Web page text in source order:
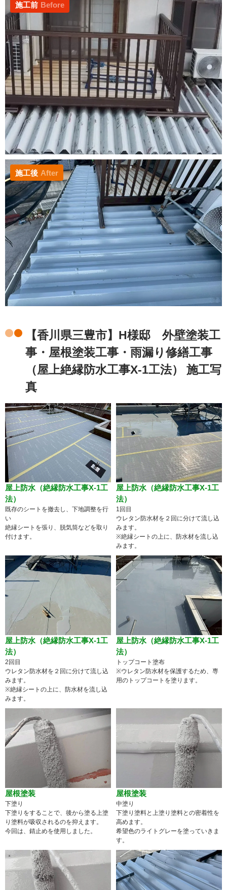
施工前 Before
施工後 After
【香川県三豊市】H様邸 外壁塗装工
事・屋根塗装工事・雨漏り修繕工事
（屋上絶縁防水工事X-1工法） 施工写
真
屋上防水（絶縁防水工事X-1工
法）
既存のシートを撤去し、下地調整を行
い
絶縁シートを張り、脱気筒などを取り
付けます。
屋上防水（絶縁防水工事X-1工
法）
1回目
ウレタン防水材を２回に分けて流し込
みます。
※絶縁シートの上に、防水材を流し込
みます。
屋上防水（絶縁防水工事X-1工
法）
2回目
ウレタン防水材を２回に分けて流し込
みます。
※絶縁シートの上に、防水材を流し込
みます。
屋上防水（絶縁防水工事X-1工
法）
トップコート塗布
※ウレタン防水材を保護するため、専
用のトップコートを塗ります。
屋根塗装
下塗り
下塗りをすることで、後から塗る上塗
り塗料が吸収されるのを抑えます。
今回は、錆止めを使用しました。
屋根塗装
中塗り
下塗り塗料と上塗り塗料との密着性を
高めます。
希望色のライトグレーを塗っていきま
す。